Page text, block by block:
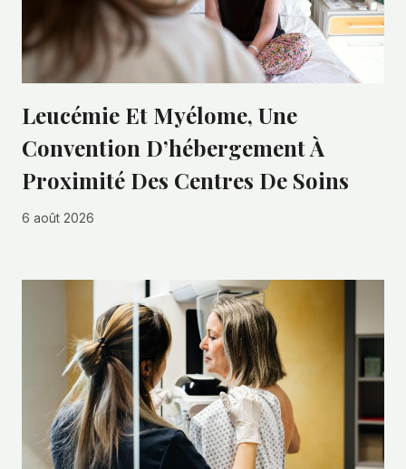
Leucémie Et Myélome, Une
Convention D’hébergement À
Proximité Des Centres De Soins
6 août 2026